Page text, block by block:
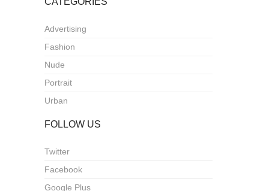
Advertising
Fashion
Nude
Portrait
Urban
FOLLOW US
Twitter
Facebook
Google Plus